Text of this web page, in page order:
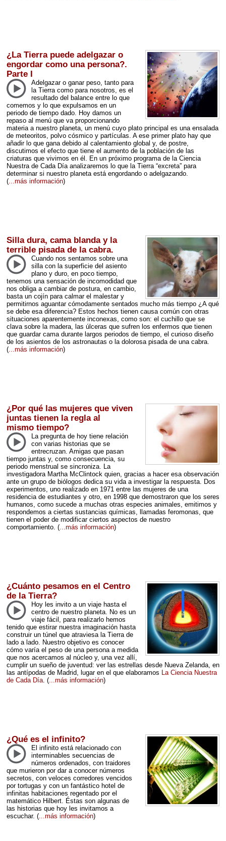
¿La Tierra puede adelgazar o
engordar como una persona?.
Parte I
Adelgazar o ganar peso, tanto para
la Tierra como para nosotros, es el
resultado del balance entre lo que
comemos y lo que expulsamos en un
periodo de tiempo dado. Hoy damos un
repaso al menú que va proporcionando
materia a nuestro planeta, un menú cuyo plato principal es una ensalada
de meteoritos, polvo cósmico y partículas. A ese primer plato hay que
añadir lo que gana debido al calentamiento global y, de postre,
discutimos el efecto que tiene el aumento de la población de las
criaturas que vivimos en él. En un próximo programa de la Ciencia
Nuestra de Cada Día analizaremos lo que la Tierra “excreta” para
determinar si nuestro planeta está engordando o adelgazando.
(...más información)
Silla dura, cama blanda y la
terrible pisada de la cabra.
Cuando nos sentamos sobre una
silla con la superficie del asiento
plano y duro, en poco tiempo,
tenemos una sensación de incomodidad que
nos obliga a cambiar de postura, en cambio,
basta un cojín para calmar el malestar y
permitirnos aguantar cómodamente sentados mucho más tiempo ¿A qué
se debe esa diferencia? Estos hechos tienen causa común con otras
situaciones aparentemente inconexas, como son: el cuchillo que se
clava sobre la madera, las úlceras que sufren los enfermos que tienen
que guardar cama durante largos periodos de tiempo, el curioso diseño
de los asientos de los astronautas o la dolorosa pisada de una cabra.
(...más información)
¿Por qué las mujeres que viven
juntas tienen la regla al
mismo tiempo?
La pregunta de hoy tiene relación
con varias historias que se
entrecruzan. Amigas que pasan
tiempo juntas y, como consecuencia, su
periodo menstrual se sincroniza. La
investigadora Martha McClintock quien, gracias a hacer esa observación
ante un grupo de biólogos dedica su vida a investigar la respuesta. Dos
experimentos, uno realizado en 1971 entre las mujeres de una
residencia de estudiantes y otro, en 1998 que demostraron que los seres
humanos, como sucede a muchas otras especies animales, emitimos y
respondemos a ciertas sustancias químicas, llamadas feromonas, que
tienen el poder de modificar ciertos aspectos de nuestro
comportamiento. (...más información)
¿Cuánto pesamos en el Centro
de la Tierra?
Hoy les invito a un viaje hasta el
centro de nuestro planeta. No es un
viaje fácil, para realizarlo hemos
tenido que estirar nuestra imaginación hasta
construir un túnel que atraviesa la Tierra de
lado a lado. Nuestro objetivo es conocer
cómo varía el peso de una persona a medida
que nos acercamos al núcleo y, una vez allí,
cumplir un sueño de juventud: ver las estrellas desde Nueva Zelanda, en
las antípodas de Madrid, lugar en el que elaboramos
La Ciencia Nuestra
de Cada Día. (...más información)
¿Qué es el infinito?
El infinito está relacionado con
interminables secuencias de
números ordenados, con traidores
que murieron por dar a conocer números
secretos, con veloces corredores vencidos
por tortugas y con un fantástico hotel de
infinitas habitaciones regentado por el
matemático Hilbert. Éstas son algunas de
las historias que hoy les invitamos a
escuchar. (...más información)